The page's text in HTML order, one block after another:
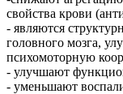
свойства крови
- являются
головного мозга,
психомоторную
- улучшают
- уменьшают